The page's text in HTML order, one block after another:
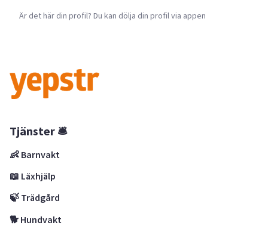
Är det här din profil? Du kan dölja din profil via appen
Tjänster 🛎
👶 Barnvakt
📖 Läxhjälp
🍃 Trädgård
🐕 Hundvakt